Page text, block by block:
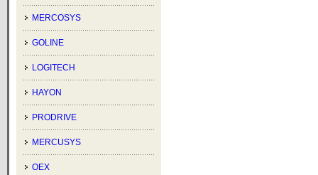
MERCOSYS
GOLINE
LOGITECH
HAYON
PRODRIVE
MERCUSYS
OEX